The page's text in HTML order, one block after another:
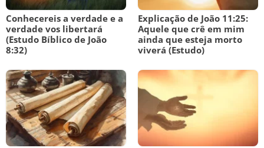
Conhecereis a verdade e a
verdade vos libertará
(Estudo Bíblico de João
8:32)
Explicação de João 11:25:
Aquele que crê em mim
ainda que esteja morto
viverá (Estudo)